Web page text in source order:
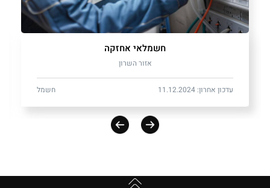
חשמלאי אחזקה
אזור השרון
עדכון אחרון: 11.12.2024 חשמל